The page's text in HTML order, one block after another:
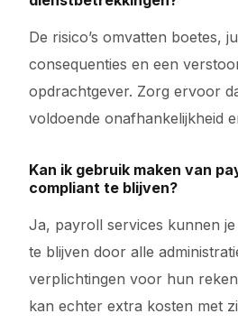
De risico’s omvatten boetes,
consequenties en een
opdrachtgever. Zorg ervoor
voldoende onafhankelijkheid
Kan ik gebruik maken van
compliant te blijven?
Ja, payroll services kunnen
te blijven door alle
verplichtingen voor hun
kan echter extra kosten met